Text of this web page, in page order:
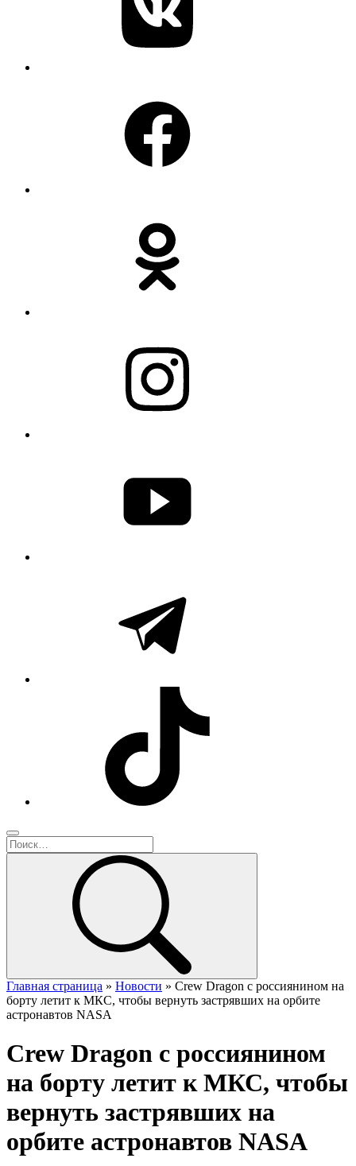
Главная страница » Новости » Crew Dragon с россиянином на
борту летит к МКС, чтобы вернуть застрявших на орбите
астронавтов NASA
Crew Dragon с россиянином
на борту летит к МКС, чтобы
вернуть застрявших на
орбите астронавтов NASA